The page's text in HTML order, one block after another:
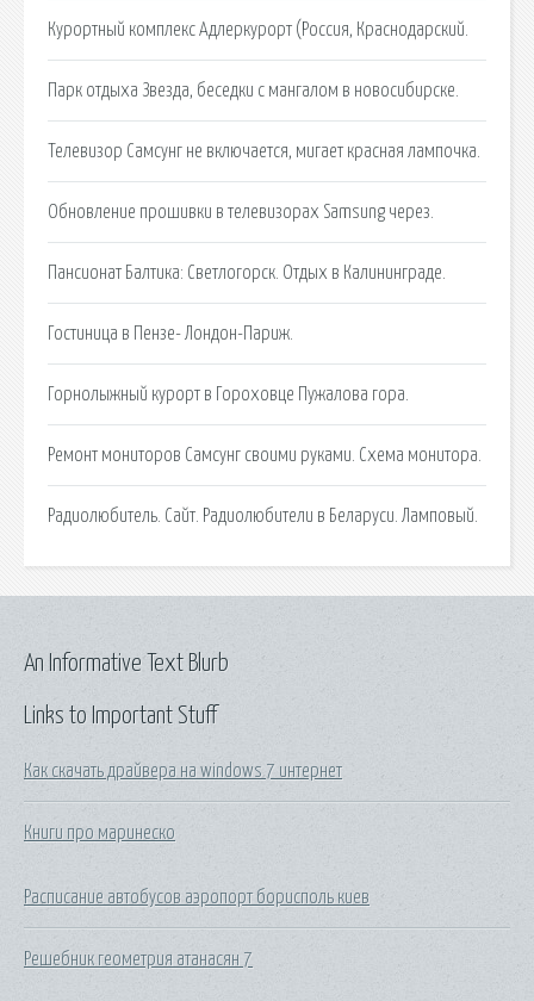
Курортный комплекс Адлеркурорт (Россия, Краснодарский.
Парк отдыха Звезда, беседки с мангалом в новосибирске.
Телевизор Самсунг не включается, мигает красная лампочка.
Обновление прошивки в телевизорах Samsung через.
Пансионат Балтика: Светлогорск. Отдых в Калининграде.
Гостиница в Пензе- Лондон-Париж.
Горнолыжный курорт в Гороховце Пужалова гора.
Ремонт мониторов Самсунг своими руками. Схема монитора.
Радиолюбитель. Сайт. Радиолюбители в Беларуси. Ламповый.
Links to Important Stuff
Как скачать драйвера на windows 7 интернет
Книги про маринеско
Расписание автобусов аэропорт борисполь киев
Решебник геометрия атанасян 7
An Informative Text Blurb